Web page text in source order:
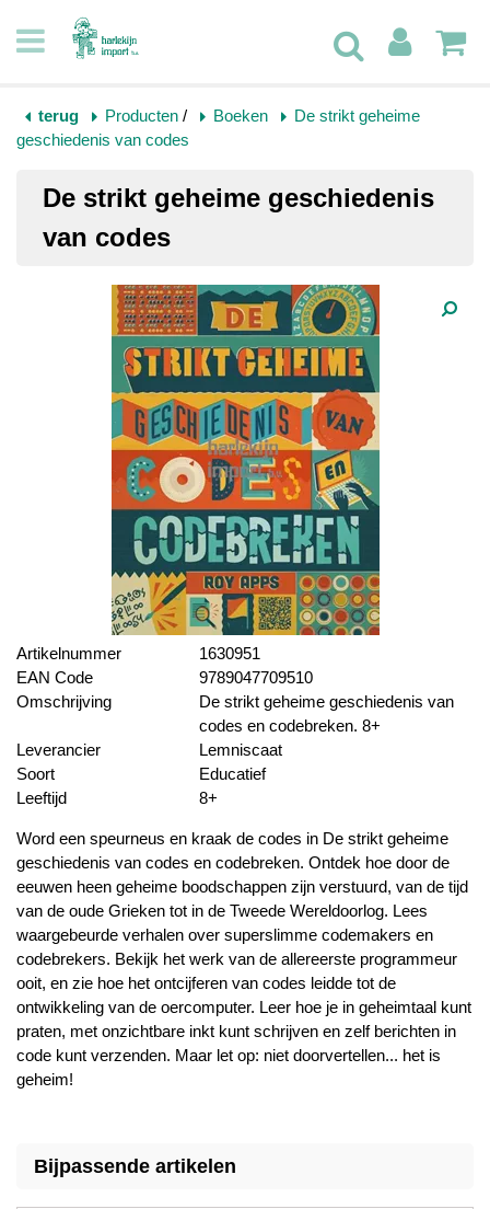
terug Producten / Boeken
De strikt geheime
geschiedenis van codes
De strikt geheime geschiedenis
van codes
Artikelnummer
1630951
EAN Code
9789047709510
Omschrijving
De strikt geheime geschiedenis van
codes en codebreken. 8+
Leverancier
Lemniscaat
Soort
Educatief
Leeftijd
8+
Word een speurneus en kraak de codes in De strikt geheime
geschiedenis van codes en codebreken. Ontdek hoe door de
eeuwen heen geheime boodschappen zijn verstuurd, van de tijd
van de oude Grieken tot in de Tweede Wereldoorlog. Lees
waargebeurde verhalen over superslimme codemakers en
codebrekers. Bekijk het werk van de allereerste programmeur
ooit, en zie hoe het ontcijferen van codes leidde tot de
ontwikkeling van de oercomputer. Leer hoe je in geheimtaal kunt
praten, met onzichtbare inkt kunt schrijven en zelf berichten in
code kunt verzenden. Maar let op: niet doorvertellen... het is
geheim!
Bijpassende artikelen